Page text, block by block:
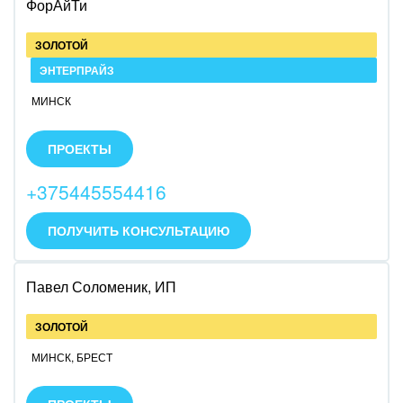
ФорАйТи
ЗОЛОТОЙ
ЭНТЕРПРАЙЗ
МИНСК
Автоматизируем бизнес-процессы клиентов.
ПРОЕКТЫ
+375445554416
ПОЛУЧИТЬ КОНСУЛЬТАЦИЮ
Павел Соломеник, ИП
ЗОЛОТОЙ
МИНСК, БРЕСТ
обучения персонала или интегратор-управленец на